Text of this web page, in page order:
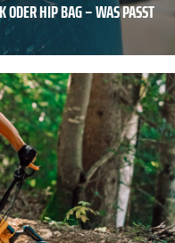
ODER HIP BAG – WAS PASST